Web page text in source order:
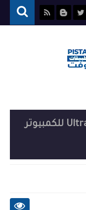
تحميل برنامج الترا ايزو Ultraiso للكمبيوتر